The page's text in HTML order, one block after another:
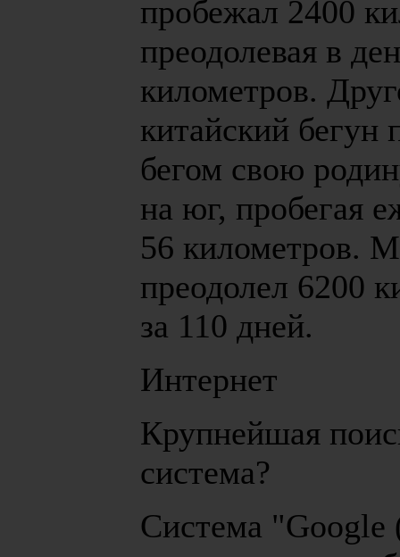
пробежал 2400
преодолевая в
километров.
китайский бегун
бегом свою
на юг, пробегая
56 километров.
преодолел 6200
за 110 дней.
Интернет
Крупнейшая
система?
Система "Google